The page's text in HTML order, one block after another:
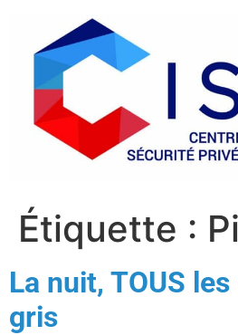
Étiquette :
La nuit, TOUS
gris